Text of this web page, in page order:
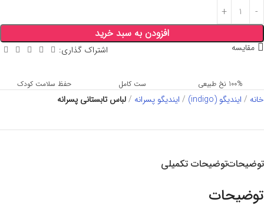
افزودن به سبد خرید
مقایسه اشتراک گذاری:
100% نخ طبیعی ست کامل حفظ سلامت کودک
خانه ایندیگو (indigo) ایندیگو پسرانه لباس تابستانی پسرانه
توضیحاتتوضیحات تکمیلی
توضیحات